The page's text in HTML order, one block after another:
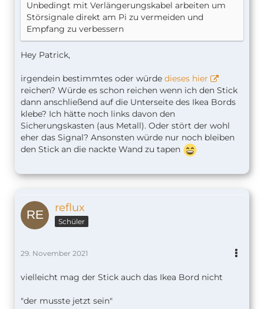
Unbedingt mit Verlängerungskabel arbeiten um
Störsignale direkt am Pi zu vermeiden und
Empfang zu verbessern
Hey Patrick,
irgendein bestimmtes oder würde dieses hier
reichen? Würde es schon reichen wenn ich den Stick
dann anschließend auf die Unterseite des Ikea Bords
klebe? Ich hätte noch links davon den
Sicherungskasten (aus Metall). Oder stört der wohl
eher das Signal? Ansonsten würde nur noch bleiben
den Stick an die nackte Wand zu tapen
reflux
Schüler
29. November 2021
vielleicht mag der Stick auch das Ikea Bord nicht
"der musste jetzt sein"